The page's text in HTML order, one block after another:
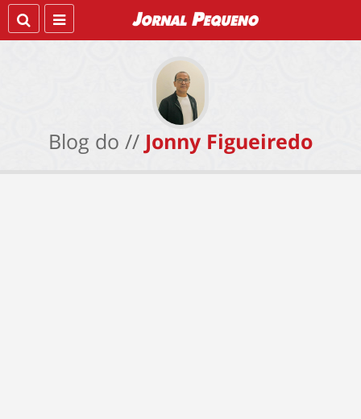
Blog do // Jonny Figueiredo